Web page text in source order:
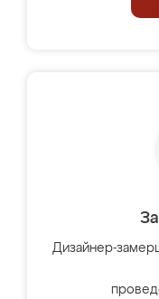
Дизайнер-